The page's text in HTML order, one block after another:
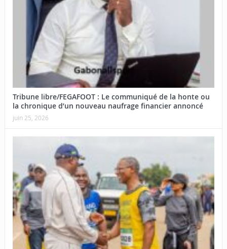
Tribune libre/FEGAFOOT : Le communiqué de la honte ou
la chronique d’un nouveau naufrage financier annoncé
juin 25, 2026